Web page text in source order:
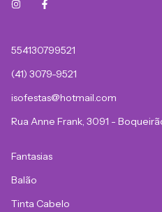
554130799521
(41) 3079-9521
isofestas@hotmail.com
Rua Anne Frank, 3091 -
Fantasias
Balão
Tinta Cabelo